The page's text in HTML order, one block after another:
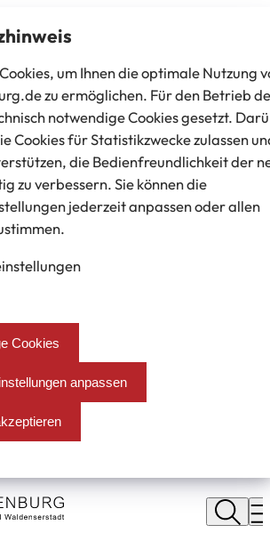
um Ihnen die optimale Nutzung
zu ermöglichen. Für den Betrieb
notwendige Cookies gesetzt.
Cookies für Statistikzwecke zulassen
die Bedienfreundlichkeit der
zu verbessern. Sie können die
jederzeit anpassen oder allen
Cookies
anpassen